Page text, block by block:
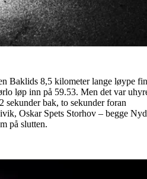
Baklids 8,5 kilometer lange løype
løp inn på 59.53. Men det var
sekunder bak, to sekunder foran
Oskar Spets Storhov – begge
på slutten.